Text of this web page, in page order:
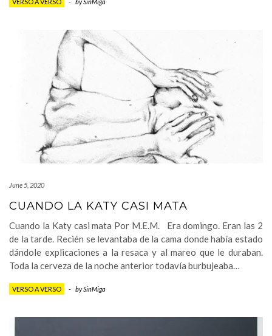
June 5, 2020
CUANDO LA KATY CASI MATA
Cuando la Katy casi mata Por M.E.M. Era domingo. Eran las 2
de la tarde. Recién se levantaba de la cama donde había estado
dándole explicaciones a la resaca y al mareo que le duraban.
Toda la cerveza de la noche anterior todavía burbujeaba…
VERSO A VERSO - bySinMiga